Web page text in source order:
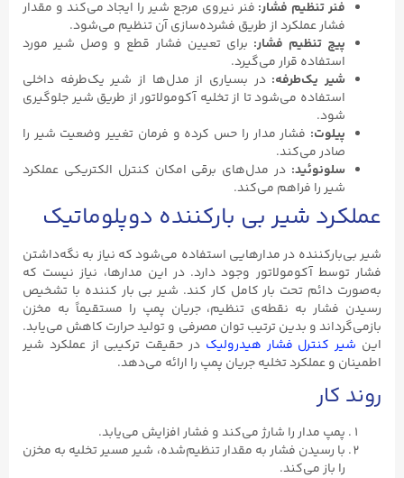
فنر تنظیم فشار: فنر نیروی مرجع شیر را ایجاد می‌کند و مقدار
فشار عملکرد از طریق فشرده‌سازی آن تنظیم می‌شود.
پیچ تنظیم فشار: برای تعیین فشار قطع و وصل شیر مورد
استفاده قرار می‌گیرد.
شیر یک‌طرفه: در بسیاری از مدل‌ها از شیر یک‌طرفه داخلی
استفاده می‌شود تا از تخلیه آکومولاتور از طریق شیر جلوگیری
شود.
پیلوت: فشار مدار را حس کرده و فرمان تغییر وضعیت شیر را
صادر می‌کند.
سلونوئید: در مدل‌های برقی امکان کنترل الکتریکی عملکرد
شیر را فراهم می‌کند.
عملکرد شیر بی بارکننده دوپلوماتیک
شیر بی‌بارکننده در مدارهایی استفاده می‌شود که نیاز به نگه‌داشتن
فشار توسط آکومولاتور وجود دارد. در این مدارها، نیاز نیست که
به‌صورت دائم تحت بار کامل کار کند. شیر بی بار کننده با تشخیص
رسیدن فشار به نقطه‌ی تنظیم، جریان پمپ را مستقیماً به مخزن
بازمی‌گرداند و بدین ترتیب توان مصرفی و تولید حرارت کاهش می‌یابد.
این شیر کنترل فشار هیدرولیک در حقیقت ترکیبی از عملکرد شیر
اطمینان و عملکرد تخلیه جریان پمپ را ارائه می‌دهد.
روند کار
پمپ مدار را شارژ می‌کند و فشار افزایش می‌یابد.
با رسیدن فشار به مقدار تنظیم‌شده، شیر مسیر تخلیه به مخزن
را باز می‌کند.